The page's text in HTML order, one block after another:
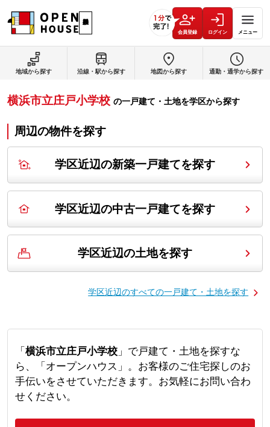
会員登録 ログイン メニュー
地域から探す 沿線・駅から探す 地図から探す 通勤・通学から探す
横浜市立庄戸小学校 の一戸建て・土地を学区から探す
周辺の物件を探す
学区近辺の新築一戸建てを探す
学区近辺の中古一戸建てを探す
学区近辺の土地を探す
学区近辺のすべての一戸建て・土地を探す
「 横浜市立庄戸小学校」で戸建て・土地を探すな
ら、「オープンハウス」。お客様のご住宅探しのお
手伝いをさせていただきます。お気軽にお問い合わ
せください。